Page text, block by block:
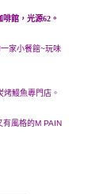
館，光源62。
家小餐館~玩味
烤鰻魚專門店。
有風格的M PAIN